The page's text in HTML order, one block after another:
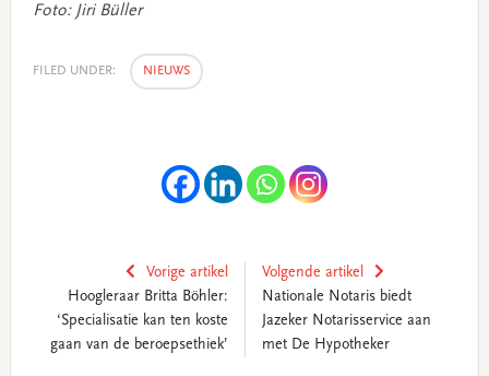
Foto: Jiri Büller
FILED UNDER: NIEUWS
Vorige artikel
Hoogleraar Britta Böhler:
‘Specialisatie kan ten koste
gaan van de beroepsethiek’
Volgende artikel
Nationale Notaris biedt
Jazeker Notarisservice aan
met De Hypotheker